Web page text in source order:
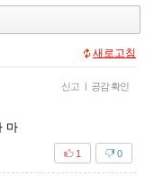
새로고침
신고 | 공감 확인
마
0
1